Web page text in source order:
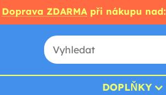
Doprava ZDARMApři nákupu nad:
DOPLŇKY